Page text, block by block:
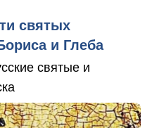
святых
и Глеба
святые и